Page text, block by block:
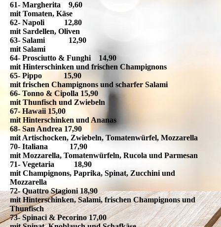
61- Margherita 9,60
mit Tomaten, Käse
62- Napoli 12,80
mit Sardellen, Oliven
63- Salami 12,90
mit Salami
64- Prosciutto & Funghi 14,90
mit Hinterschinken und frischen Champignons
65- Pippo 15,90
mit frischen Champignons und scharfer Salami
66- Tonno & Cipolla 15,90
mit Thunfisch und Zwiebeln
67- Hawaii 15,00
mit Hinterschinken und Ananas
68- San Andrea 17,90
mit Artischocken, Zwiebeln, Tomatenwürfel, Mozzarella
70- Italiana 17,90
mit Mozzarella, Tomatenwürfeln, Rucola und Parmesan
71- Vegetaria 18,90
mit Champignons, Paprika, Spinat, Zucchini und
Mozzarella
72- Quattro Stagioni 18,90
mit Hinterschinken, Salami, frischen Champignons und
Thunfisch
73- Spinaci & Pecorino 17,00